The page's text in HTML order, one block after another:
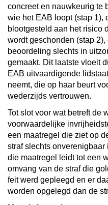
concreet en nauwkeurig te
wie het EAB loopt (stap 1),
blootgesteld aan het risico
wordt geschonden (stap
beoordeling slechts in
gemaakt. Dit laatste vloeit
EAB uitvaardigende
neemt, die op haar beurt
wederzijds vertrouwen.
Tot slot voor wat betreft de
voorwaardelijke
een maatregel die ziet op
straf slechts onverenigbaar
die maatregel leidt tot een
omvang van de straf die
feit werd gepleegd en er
worden opgelegd dan de